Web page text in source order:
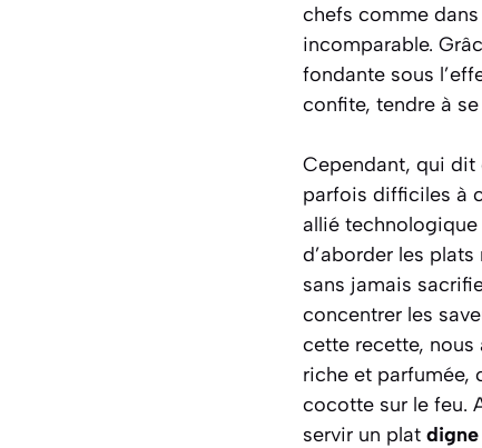
chefs comme
incomparable.
fondante sous
confite, tendre à
Cependant, qui dit
parfois difficiles à
allié
d’aborder les
sans jamais
concentrer les
cette recette, nous
riche et parfumée,
cocotte sur le feu.
servir un plat